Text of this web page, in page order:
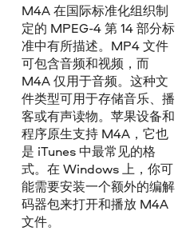
M4A 在国际标准化组织制
定的 MPEG-4 第 14 部分标
准中有所描述。MP4 文件
可包含音频和视频，而
M4A 仅用于音频。这种文
件类型可用于存储音乐、播
客或有声读物。苹果设备和
程序原生支持 M4A，它也
是 iTunes 中最常见的格
式。在 Windows 上，你可
能需要安装一个额外的编解
码器包来打开和播放 M4A
文件。